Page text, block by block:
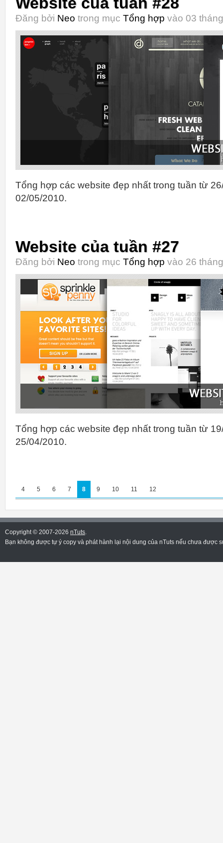
Đăng bởi Neo trong mục Tổng hợp vào 03
Tổng hợp các website đẹp nhất trong tuần từ
02/05/2010.
Website của tuần #27
Đăng bởi Neo trong mục Tổng hợp vào 26
Tổng hợp các website đẹp nhất trong tuần từ
25/04/2010.
4 5 6 7 8 9 10 11 12
Copyright © 2007-2026 nTuts.
Bạn không được tự ý copy và phát hành lại nội dung của nTuts nếu chưa được